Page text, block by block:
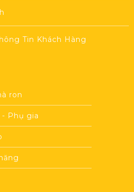
Tin Khách Hàng
ron
Phụ gia